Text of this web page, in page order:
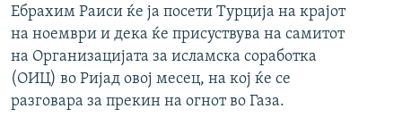
Ебрахим Раиси ќе ја посети Турција на крајот
на ноември и дека ќе присуствува на самитот
на Организацијата за исламска соработка
(ОИЦ) во Ријад овој месец, на кој ќе се
разговара за прекин на огнот во Газа.